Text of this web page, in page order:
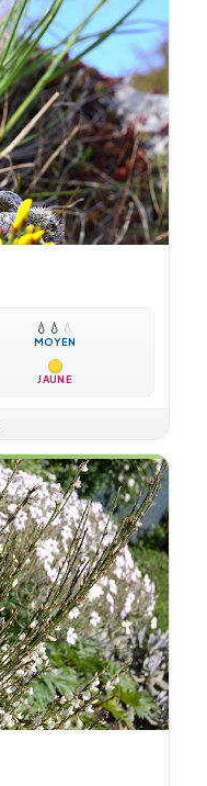
💧 💧 💧
MOYEN
JAUNE